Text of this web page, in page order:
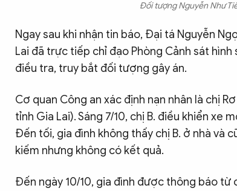
Đối tượng Nguyễn Như
Ngay sau khi nhận tin báo, Đại tá Nguyễn
Lai đã trực tiếp chỉ đạo Phòng Cảnh sát
điều tra, truy bắt đối tượng gây án.
Cơ quan Công an xác định nạn nhân là chị
tỉnh Gia Lai). Sáng 7/10, chị B. điều khiển xe
Đến tối, gia đình không thấy chị B. ở nhà và
kiếm nhưng không có kết quả.
Đến ngày 10/10, gia đình được thông báo từ